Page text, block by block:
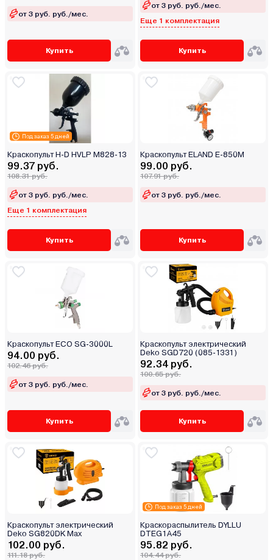
от 3 руб. руб./мес.
Купить
от 3 руб. руб./мес.
Еще 1 комплектация
Купить
Под заказ 5 дней
Краскопульт H-D HVLP M828-13
99.37 руб.
108.31 руб.
от 3 руб. руб./мес.
Еще 1 комплектация
Купить
Краскопульт ELAND E-850М
99.00 руб.
107.91 руб.
от 3 руб. руб./мес.
Купить
Краскопульт ECO SG-3000L
94.00 руб.
102.46 руб.
от 3 руб. руб./мес.
Купить
Краскопульт электрический
Deko SGD720 (085-1331)
92.34 руб.
100.65 руб.
от 3 руб. руб./мес.
Купить
Краскопульт электрический
Deko SG820DK Max
102.00 руб.
111.18 руб.
Под заказ 5 дней
Краскораспылитель DYLLU
DTEG1A45
95.82 руб.
104.44 руб.